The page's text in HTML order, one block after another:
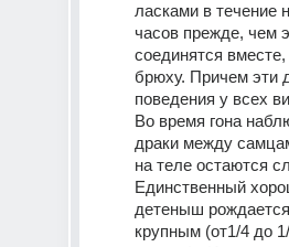
ласками в течение
часов прежде, чем
соединятся
брюху. Причем эти
поведения у всех
Во время гона
драки между
на теле остаются
Единственный
детеныш
крупным (от1/4 до